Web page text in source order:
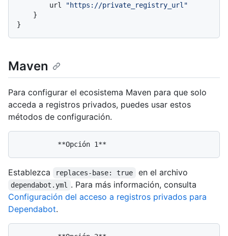
        url
"https://private_registry_url"
Maven
Para configurar el ecosistema Maven para que solo
acceda a registros privados, puedes usar estos
métodos de configuración.
Establezca replaces-base: true en el archivo
dependabot.yml
. Para más información, consulta
Configuración del acceso a registros privados para
Dependabot.